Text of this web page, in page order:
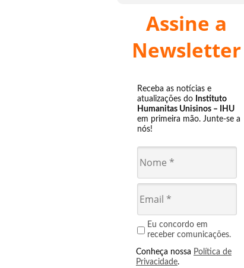
Assine a
Newsletter
Receba as notícias e
atualizações do Instituto
Humanitas Unisinos – IHU
em primeira mão. Junte-se a
nós!
Eu concordo em
receber comunicações.
Conheça nossa Política de
Privacidade.